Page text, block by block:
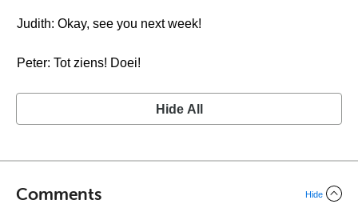
Judith: Okay, see you next week!
Peter: Tot ziens! Doei!
Hide All
Comments Hide